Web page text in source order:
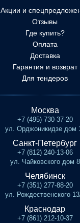
Акции и
Отзывы
Где купить?
Оплата
Доставка
Гарантия и возврат
Для тендеров
Москва
+7 (495) 730-37-20
ул. Орджоникидзе дом
Санкт-Петербург
+7 (812) 240-13-06
ул. Чайковского дом 8
Челябинск
+7 (351) 277-88-20
ул. Рождественского
Краснодар
+7 (861) 212-10-37